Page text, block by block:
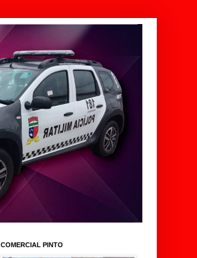
COMERCIAL PINTO